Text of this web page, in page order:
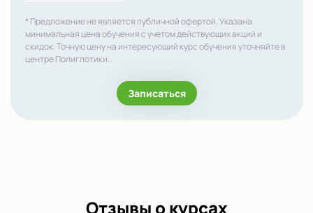
* Предложение не является публичной офертой. Указана
минимальная цена обучения с учетом действующих акций и
скидок. Точную цену на интересующий курс обучения уточняйте в
центре Полиглотики.
Записаться
Отзывы о курсах